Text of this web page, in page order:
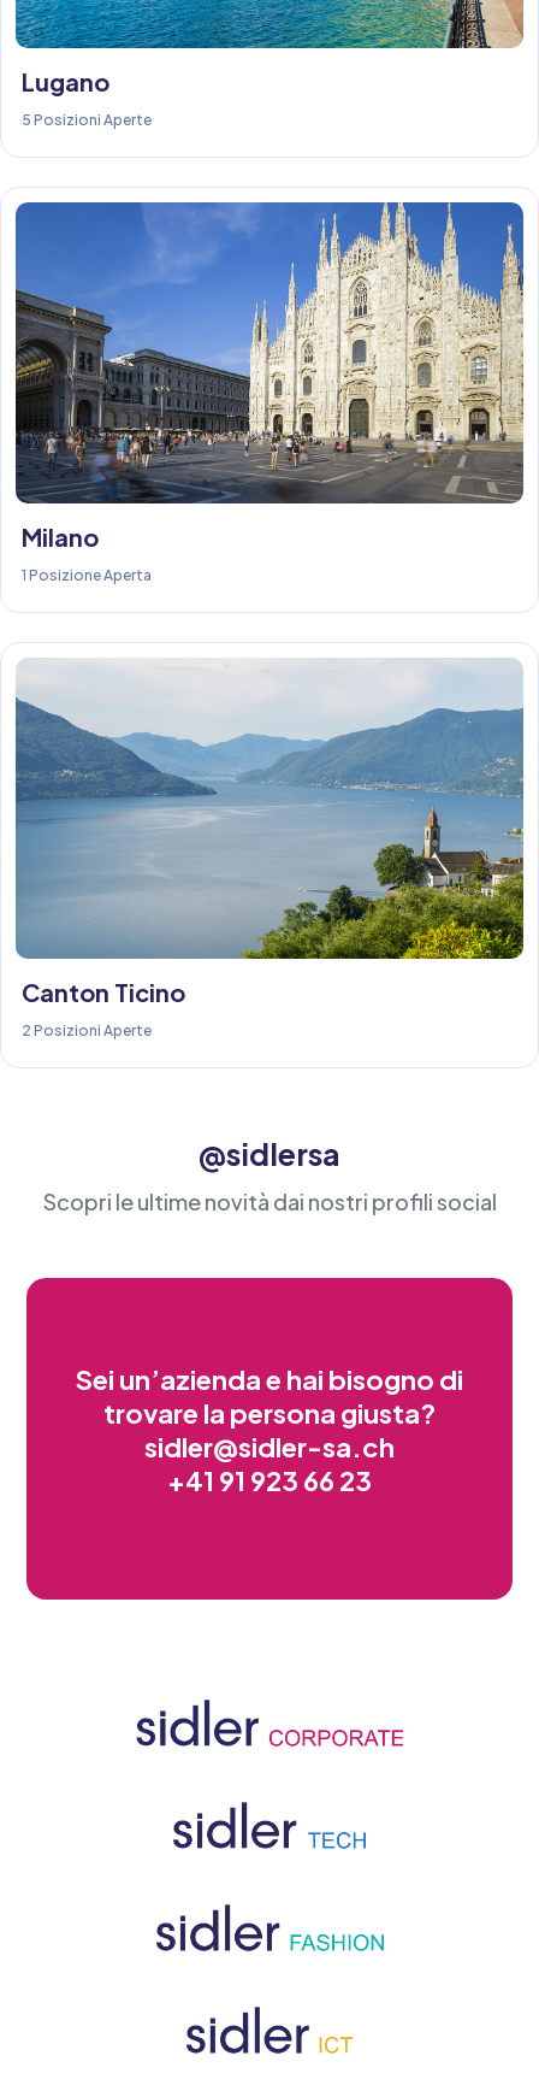
Lugano
5 Posizioni Aperte
Milano
1 Posizione Aperta
Canton Ticino
2 Posizioni Aperte
@sidlersa
Scopri le ultime novità dai nostri profili social
Sei un’azienda e hai bisogno di
trovare la persona giusta?
sidler@sidler-sa.ch
+41 91 923 66 23